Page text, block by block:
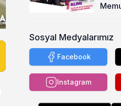
Sosyal Medyalarımız
Facebook
Instagram